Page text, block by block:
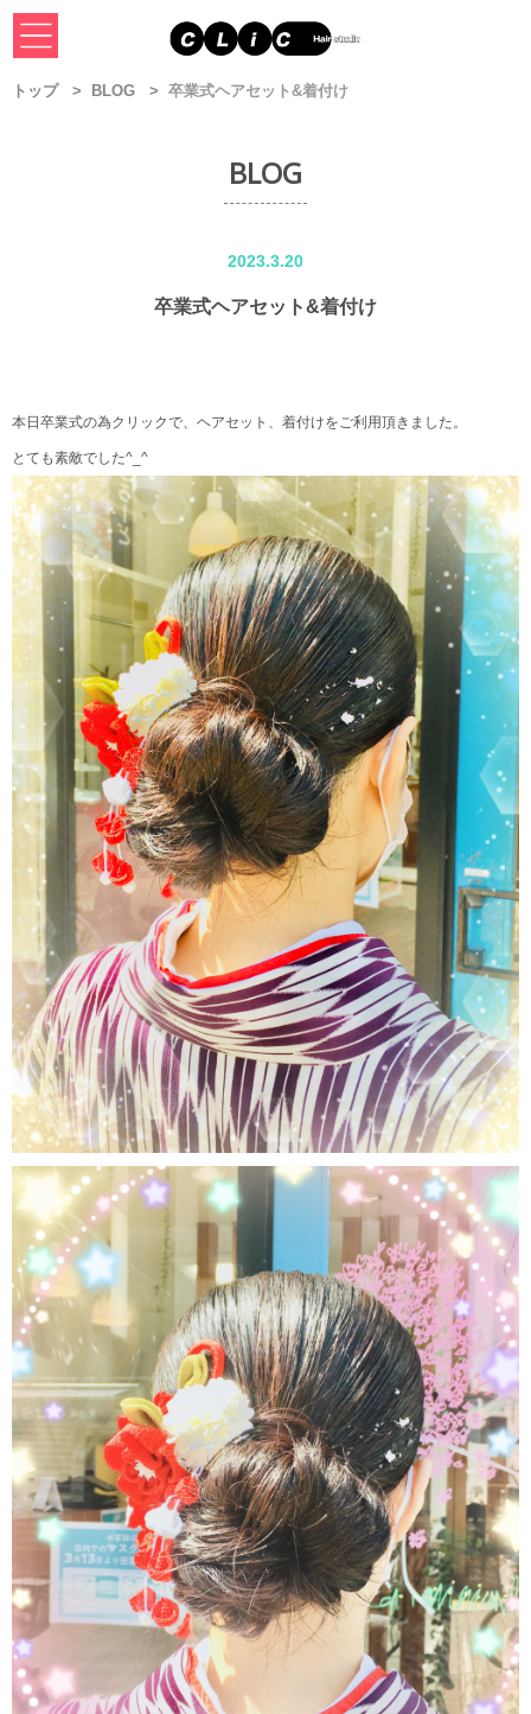
トップ BLOG 卒業式ヘアセット&着付け
BLOG
2023.3.20
卒業式ヘアセット&着付け
本日卒業式の為クリックで、ヘアセット、着付けをご利用頂きました。
とても素敵でした^_^